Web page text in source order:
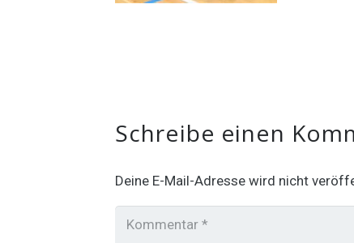
Schreibe einen
Deine E-Mail-Adresse wird nicht